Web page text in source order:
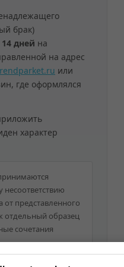
брак)
14 дней на
на адрес
или
где оформлялся
характер
от представленного
отдельный образец
сочетания